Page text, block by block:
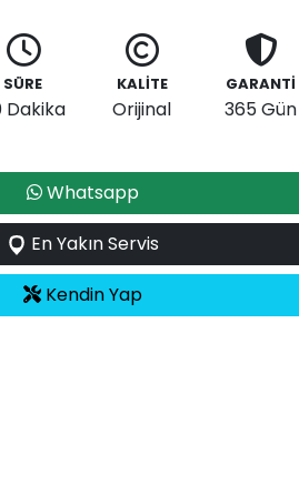
SÜRE
Dakika
KALİTE
Orijinal
GARANTİ
365 Gün
Whatsapp
En Yakın Servis
Kendin Yap